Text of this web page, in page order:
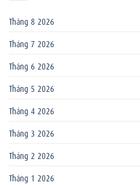
Tháng 8 2026
Tháng 7 2026
Tháng 6 2026
Tháng 5 2026
Tháng 4 2026
Tháng 3 2026
Tháng 2 2026
Tháng 1 2026